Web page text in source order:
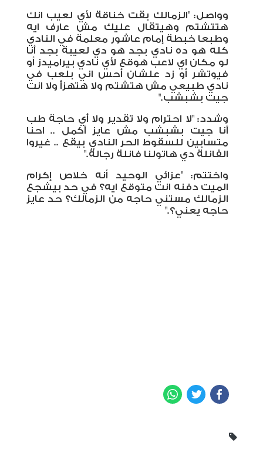
وواصل: "الزمالك بقت خناقة لأي لعيب انك
هتتشتم وهيتقال عليك مش عارف ايه
وطبعا خبطة إمام عاشور معلمة في النادي
كله هو ده نادي بجد هو دي لعيبة بجد أنا
لو مكان اي لاعب هوقع لأي نادي بيراميدز أو
فيوتشر أو زد علشان أحس اني بلعب في
نادي طبيعي مش هتشتم ولا هتهزأ ولا انت
جيت بشبشب".
وشدد: "لا احترام ولا تقدير ولا أي حاجة طب
أنا جيت بشبشب مش عايز أكمل .. احنا
متسابين للسقوط الحر النادي بيقع .. غيروا
الفانلة دي هاتولنا فانلة رجالة".
واختتم: "عزائي الوحيد أنه خلاص إكرام
الميت دفنه انت متوقع ايه؟ في حد بيشجع
الزمالك مستني حاجه من الزمالك؟ حد عايز
حاجه يعني؟".
Facebook
Twitter